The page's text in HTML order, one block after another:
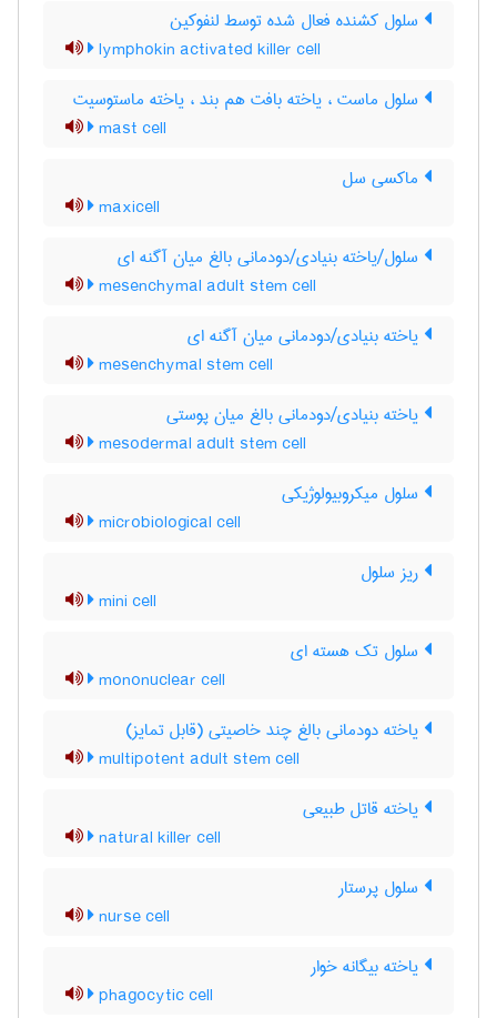
سلول کشنده فعال شده توسط لنفوکین
lymphokin activated killer cell
سلول ماست ، یاخته بافت هم بند ، یاخته ماستوسیت
mast cell
ماکسی سل
maxicell
سلول/یاخته بنیادی/دودمانی بالغ میان آگنه ای
mesenchymal adult stem cell
یاخته بنیادی/دودمانی میان آگنه ای
mesenchymal stem cell
یاخته بنیادی/دودمانی بالغ میان پوستی
mesodermal adult stem cell
سلول میکروبیولوژیکی
microbiological cell
ریز سلول
mini cell
سلول تک هسته ای
mononuclear cell
یاخته دودمانی بالغ چند خاصیتی (قابل تمایز)
multipotent adult stem cell
یاخته قاتل طبیعی
natural killer cell
سلول پرستار
nurse cell
یاخته بیگانه خوار
phagocytic cell